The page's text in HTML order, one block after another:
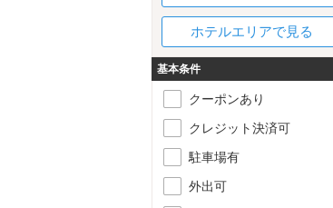
ホテルエリアで見る
基本条件
クーポンあり
クレジット決済可
駐車場有
外出可